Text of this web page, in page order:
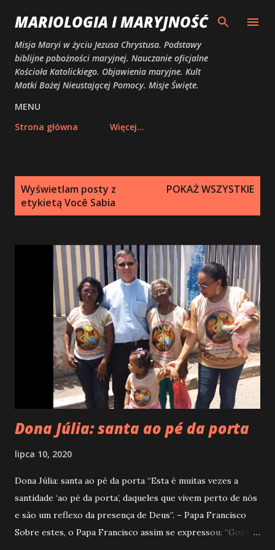
Przejdź do głównej zawartości
MARIOLOGIA I MARYJNOŚĆ
Misja Maryi w życiu Jezusa Chrystusa. Podstawy
biblijne pobożności maryjnej. Nauczanie oficjalne
Kościoła Katolickiego. Objawienia maryjne. Kult
Matki Bożej Nieustającej Pomocy. Misje Święte.
MENU
Strona główna
Więcej…
Wyświetlam posty z
etykietą Você Sabia
POKAŻ WSZYSTKIE
Dona Júlia: santa ao pé da porta
lipca 10, 2020
Dona Júlia: santa ao pé da porta “Esta é muitas vezes a
santidade ‘ao pé da porta’, daqueles que vivem perto de nós
e são um reflexo da presença de Deus”. – Papa Francisco
Sobre estes, o Papa Francisco assim se expressou: “Gosto